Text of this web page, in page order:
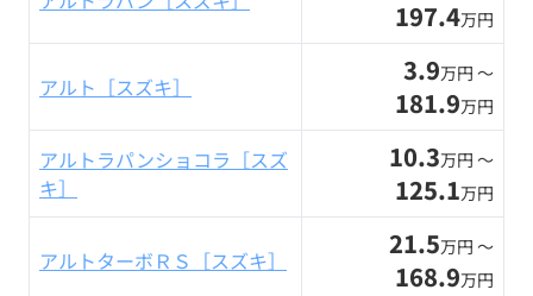
197.4万円
アルト［スズキ］ 3.9万円 〜
181.9万円
アルトラパンショコラ［スズ
キ］
10.3万円 〜
125.1万円
アルトターボＲＳ［スズキ］ 21.5万円 〜
168.9万円